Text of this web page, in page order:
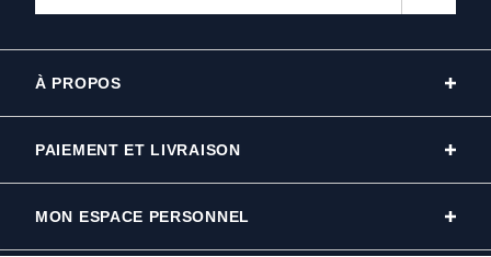
À PROPOS
PAIEMENT ET LIVRAISON
MON ESPACE PERSONNEL